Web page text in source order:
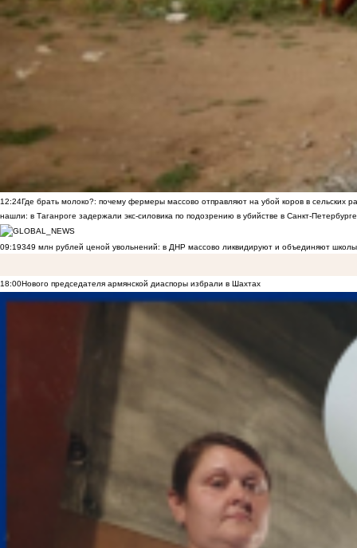
12:24Где брать молоко?: почему фермеры массово отправляют на убой коров в сельских
нашли: в Таганроге задержали экс-силовика по подозрению в убийстве в Санкт-Петербурге
09:19349 млн рублей ценой увольнений: в ДНР массово ликвидируют и объединяют
18:00Нового председателя армянской диаспоры избрали в Шахтах